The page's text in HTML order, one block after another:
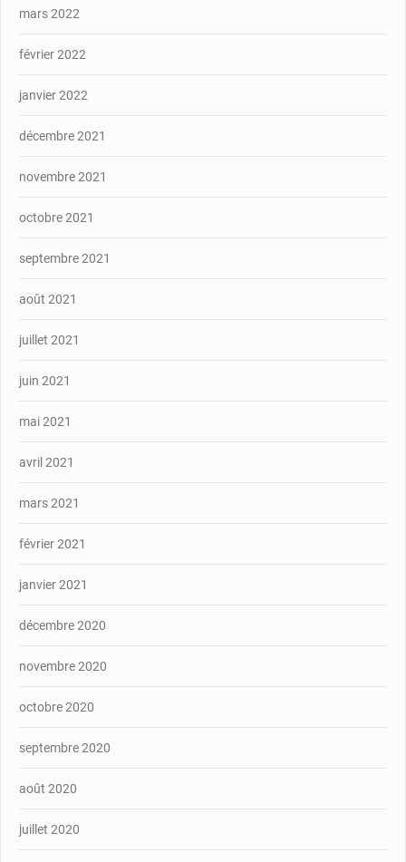
mars 2022
février 2022
janvier 2022
décembre 2021
novembre 2021
octobre 2021
septembre 2021
août 2021
juillet 2021
juin 2021
mai 2021
avril 2021
mars 2021
février 2021
janvier 2021
décembre 2020
novembre 2020
octobre 2020
septembre 2020
août 2020
juillet 2020